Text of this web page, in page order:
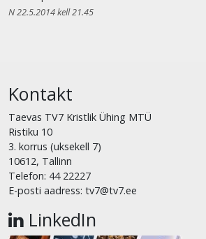
N 22.5.2014 kell 21.45
Kontakt
Taevas TV7 Kristlik Ühing MTÜ
Ristiku 10
3. korrus (uksekell 7)
10612, Tallinn
Telefon: 44 22227
E-posti aadress: tv7@tv7.ee
LinkedIn